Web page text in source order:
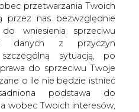
przetwarzania Twoich
przez nas bezwzględnie
wniesienia sprzeciwu
danych z przyczyn
sytuacją, po
do sprzeciwu Twoje
o ile nie będzie istnieć
podstawa do
wobec Twoich interesów,
tysiącem
do szybkiego
Poinformował o
szef
atomowego